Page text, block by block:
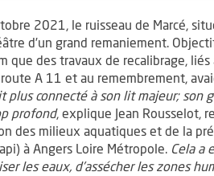
2021, le ruisseau de Marcé,
d’un grand remaniement.
que des travaux de recalibrage, liés
A 11 et au remembrement,
plus connecté à son lit majeur; son
profond, explique Jean Rousselot,
des milieux aquatiques et de la
à Angers Loire Métropole. Cela a
les eaux, d’assécher les zones